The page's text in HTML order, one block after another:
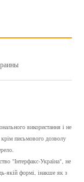
використання і не
письмового дозволу
"Інтерфакс-Україна", не
якій формі, інакше як з